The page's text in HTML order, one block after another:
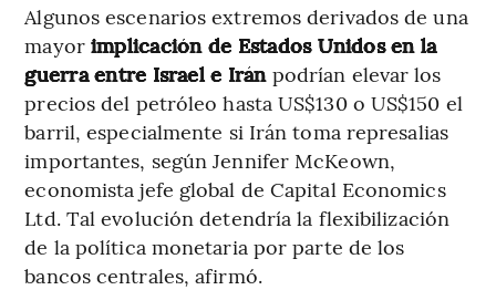
Algunos escenarios extremos derivados de una
mayor implicación de Estados Unidos en la
guerra entre Israel e Iránpodrían elevar los
precios del petróleo hasta US$130 o US$150 el
barril, especialmente si Irán toma represalias
importantes, según Jennifer McKeown,
economista jefe global de Capital Economics
Ltd. Tal evolución detendría la flexibilización
de la política monetaria por parte de los
bancos centrales, afirmó.